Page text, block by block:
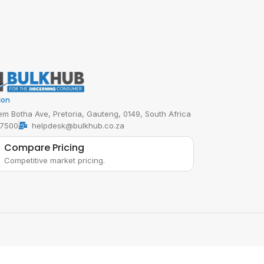
Botha Ave, Pretoria, Gauteng, 0149, South Africa
helpdesk@bulkhub.co.za
Compare Pricing
Competitive market pricing.